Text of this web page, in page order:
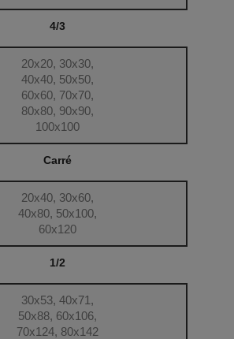
4/3
20x20, 30x30,
40x40, 50x50,
60x60, 70x70,
80x80, 90x90,
100x100
Carré
20x40, 30x60,
40x80, 50x100,
60x120
1/2
30x53, 40x71,
50x88, 60x106,
70x124, 80x142